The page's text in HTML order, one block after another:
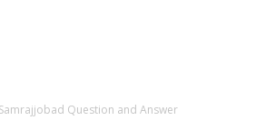
Question and Answer